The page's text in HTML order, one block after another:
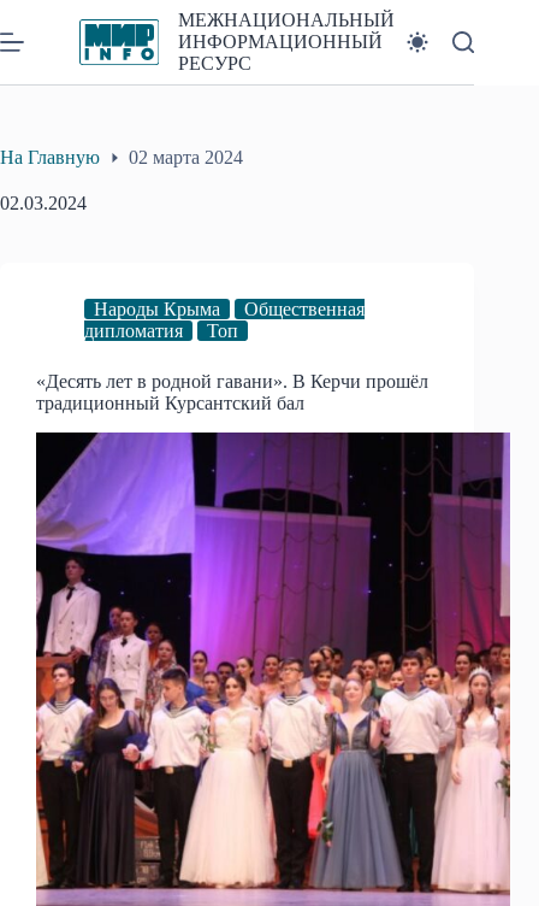
к
сути
МЕЖНАЦИОНАЛЬНЫЙ
ИНФОРМАЦИОННЫЙ
РЕСУРС
На Главную 02 марта 2024
02.03.2024
Народы Крыма
Общественная
дипломатия
Топ
«Десять лет в родной гавани». В Керчи прошёл
традиционный Курсантский бал